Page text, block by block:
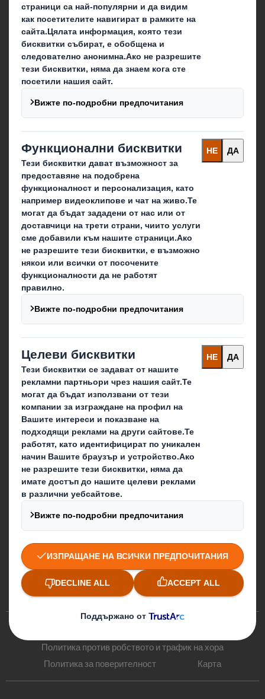
За International Paper
IP & DS Smith обединение
Устойчивост
Кариера
Блог
Какво правим ние
Опаковъчни решения
Свържете се
Месечен бюлетин
Нашите локации
Контакти
Последвайте ни
Политика против робството и трафик на хора
Политика за поверителност
Карта